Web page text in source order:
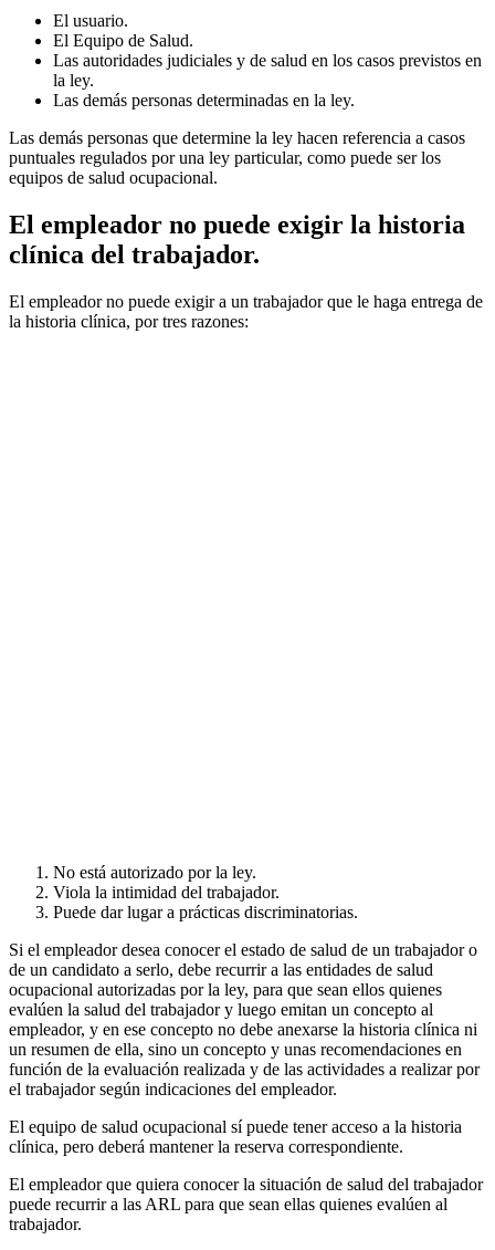
El usuario.
El Equipo de Salud.
Las autoridades judiciales y de salud en los casos previstos en
la ley.
Las demás personas determinadas en la ley.
Las demás personas que determine la ley hacen referencia a casos
puntuales regulados por una ley particular, como puede ser los
equipos de salud ocupacional.
El empleador no puede exigir la historia
clínica del trabajador.
El empleador no puede exigir a un trabajador que le haga entrega de
la historia clínica, por tres razones:
No está autorizado por la ley.
Viola la intimidad del trabajador.
Puede dar lugar a prácticas discriminatorias.
Si el empleador desea conocer el estado de salud de un trabajador o
de un candidato a serlo, debe recurrir a las entidades de salud
ocupacional autorizadas por la ley, para que sean ellos quienes
evalúen la salud del trabajador y luego emitan un concepto al
empleador, y en ese concepto no debe anexarse la historia clínica ni
un resumen de ella, sino un concepto y unas recomendaciones en
función de la evaluación realizada y de las actividades a realizar por
el trabajador según indicaciones del empleador.
El equipo de salud ocupacional sí puede tener acceso a la historia
clínica, pero deberá mantener la reserva correspondiente.
El empleador que quiera conocer la situación de salud del trabajador
puede recurrir a las ARL para que sean ellas quienes evalúen al
trabajador.